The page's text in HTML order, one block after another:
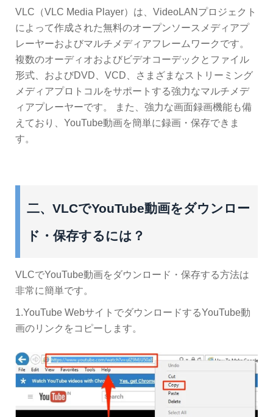
VLC（VLC Media Player）は、VideoLANプロジェクト
によって作成された無料のオープンソースメディアプ
レーヤーおよびマルチメディアフレームワークです。
複数のオーディオおよびビデオコーデックとファイル
形式、およびDVD、VCD、さまざまなストリーミング
メディアプロトコルをサポートする強力なマルチメデ
ィアプレーヤーです。 また、強力な画面録画機能も備
えており、YouTube動画を簡単に録画・保存できま
す。
二、VLCでYouTube動画をダウンロー
ド・保存するには？
VLCでYouTube動画をダウンロード・保存する方法は
非常に簡単です。
1.YouTube WebサイトでダウンロードするYouTube動
画のリンクをコピーします。